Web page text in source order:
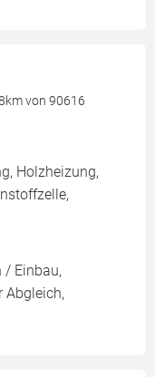
von 90616
Holzheizung,
/ Einbau,
Abgleich,